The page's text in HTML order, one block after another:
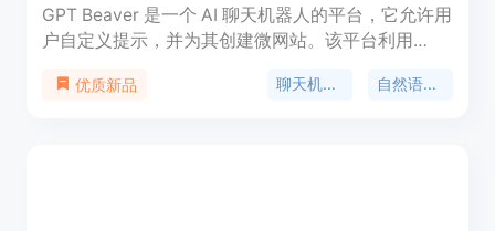
GPT Beaver 是一个 AI 聊天机器人的平台，它允许用
户自定义提示，并为其创建微网站。该平台利用
言处理功能。用户可以为机器人设置各种场景和功
优质新品 聊天机器人 自然语言处理